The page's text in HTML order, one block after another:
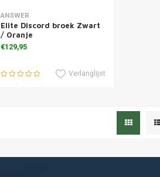
Toevoegen aan winkelwagen
ANSWER
Elite Discord broek Zwart
/ Oranje
€129,95
Verlanglijst